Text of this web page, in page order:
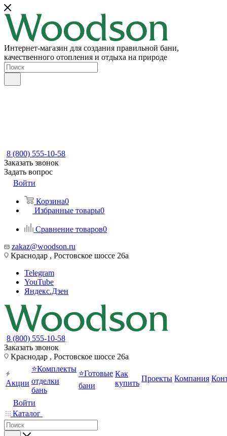
Интернет-магазин для создания правильной бани,
качественного отопления и отдыха на природе
8 (800) 555-10-58
Заказать звонок
Задать вопрос
Войти
Корзина0
Избранные товары0
Сравнение товаров0
zakaz@woodson.ru
Краснодар , Ростовское шоссе 26а
Telegram
YouTube
Яндекс.Дзен
8 (800) 555-10-58
Заказать звонок
Краснодар , Ростовское шоссе 26а
Акции
⭐Комплекты
отделки
бань
⭐Готовые
бани
Как
купить
Проекты Компания
Войти
Каталог